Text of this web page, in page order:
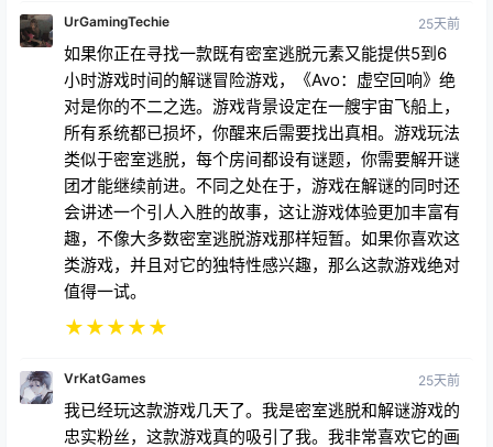
UrGamingTechie 25天前
如果你正在寻找一款既有密室逃脱元素又能提供5到6
小时游戏时间的解谜冒险游戏，《Avo：虚空回响》绝
对是你的不二之选。游戏背景设定在一艘宇宙飞船上，
所有系统都已损坏，你醒来后需要找出真相。游戏玩法
类似于密室逃脱，每个房间都设有谜题，你需要解开谜
团才能继续前进。不同之处在于，游戏在解谜的同时还
会讲述一个引人入胜的故事，这让游戏体验更加丰富有
趣，不像大多数密室逃脱游戏那样短暂。如果你喜欢这
类游戏，并且对它的独特性感兴趣，那么这款游戏绝对
值得一试。
★★★★★
VrKatGames 25天前
我已经玩这款游戏几天了。我是密室逃脱和解谜游戏的
忠实粉丝，这款游戏真的吸引了我。我非常喜欢它的画